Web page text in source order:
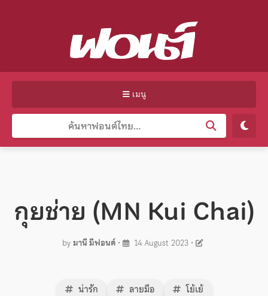
เมนู
กุยช่าย (MN Kui Chai)
byมานี มีฟอนต์• 14 August 2023•
น่ารัก ลายมือ โย้เย้